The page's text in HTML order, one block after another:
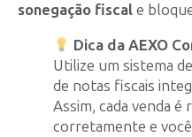
sonegação fiscal e
Dica da AEXO
Utilize um sistema
de notas fiscais
Assim, cada venda é
corretamente e